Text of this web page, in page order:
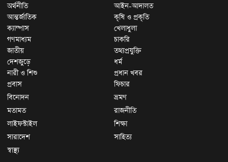
অর্থনীতি
আইন-আদালত
আন্তর্জাতিক
কৃষি ও প্রকৃতি
ক্যাম্পাস
খেলাধুলা
গণমাধ্যম
চাকরি
জাতীয়
তথ্যপ্রযুক্তি
দেশজুড়ে
ধর্ম
নারী ও শিশু
প্রধান খবর
প্রবাস
ফিচার
বিনোদন
ভ্রমণ
মতামত
রাজনীতি
লাইফস্টাইল
শিক্ষা
সারাদেশ
সাহিত্য
স্বাস্থ্য